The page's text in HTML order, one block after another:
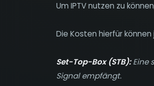
Um IPTV nutzen zu
Die Kosten hierfür
Set-Top-Box (STB):Eine
Signal empfängt.